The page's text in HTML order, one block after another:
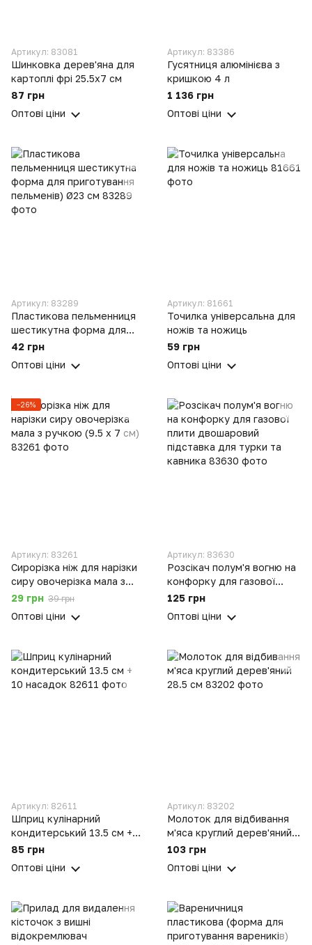
Артикул: 83081
Шинковка дерев'яна для
картоплі фрі 25.5х7 см
87 грн
Оптові ціни
Артикул: 83386
Гусятниця алюмінієва з
кришкою 4 л
1 136 грн
Оптові ціни
Артикул: 83289
Пластикова пельменниця
шестикутна форма для
приготування пельменів)
42 грн
Оптові ціни
Артикул: 81661
Точилка універсальна для
ножів та ножиць
59 грн
Оптові ціни
−26%
Артикул: 83261
Сирорізка ніж для нарізки
сиру овочерізка мала з
ручкою (9.5 x 7 см)
29 грн 39 грн
Оптові ціни
Артикул: 83630
Розсікач полум'я вогню на
конфорку для газової
плити двошаровий
кавника
125 грн
Оптові ціни
Артикул: 82611
Шприц кулінарний
кондитерський 13.5 см +
10 насадок
85 грн
Оптові ціни
Артикул: 83202
Молоток для відбивання
м'яса круглий дерев'яний
28.5 см
103 грн
Оптові ціни